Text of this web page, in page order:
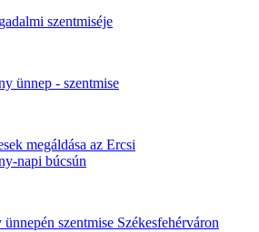
szentmiséje
ünnep - szentmise
megáldása az Ercsi
napi búcsún
szentmise Székesfehérváron